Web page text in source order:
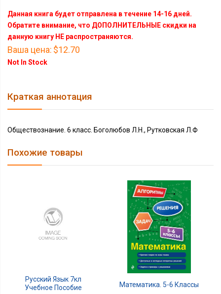
Данная книга будет отправлена в течение 14-16 дней.
Обратите внимание, что ДОПОЛНИТЕЛЬНЫЕ скидки на
данную книгу НЕ распространяются.
Ваша цена: $12.70
Not In Stock
Краткая аннотация
Обществознание. 6 класс. Боголюбов Л.Н., Рутковская Л.Ф
Похожие товары
Русский Язык 7кл
Учебное Пособие
Математика. 5-6 Классы